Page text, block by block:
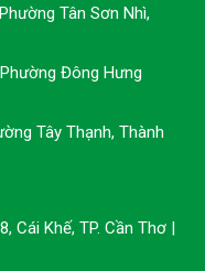
Tân Sơn Nhì,
Đông Hưng
Tây Thạnh, Thành
Cái Khế, TP. Cần Thơ |